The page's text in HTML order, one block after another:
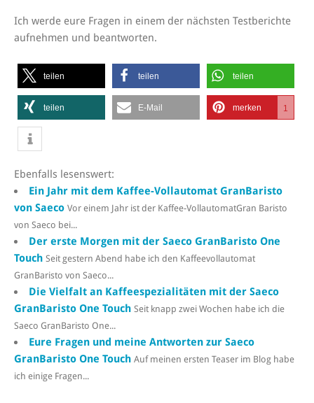
Ich werde eure Fragen in einem der nächsten Testberichte
aufnehmen und beantworten.
teilen teilen teilen
teilen E-Mail merken 1
Ebenfalls lesenswert:
Ein Jahr mit dem Kaffee-Vollautomat GranBaristo
von Saeco Vor einem Jahr ist der Kaffee-VollautomatGran Baristo
von Saeco bei...
Der erste Morgen mit der Saeco GranBaristo One
Touch Seit gestern Abend habe ich den Kaffeevollautomat
GranBaristo von Saeco...
Die Vielfalt an Kaffeespezialitäten mit der Saeco
GranBaristo One Touch Seit knapp zwei Wochen habe ich die
Saeco GranBaristo One...
Eure Fragen und meine Antworten zur Saeco
GranBaristo One Touch Auf meinen ersten Teaser im Blog habe
ich einige Fragen...